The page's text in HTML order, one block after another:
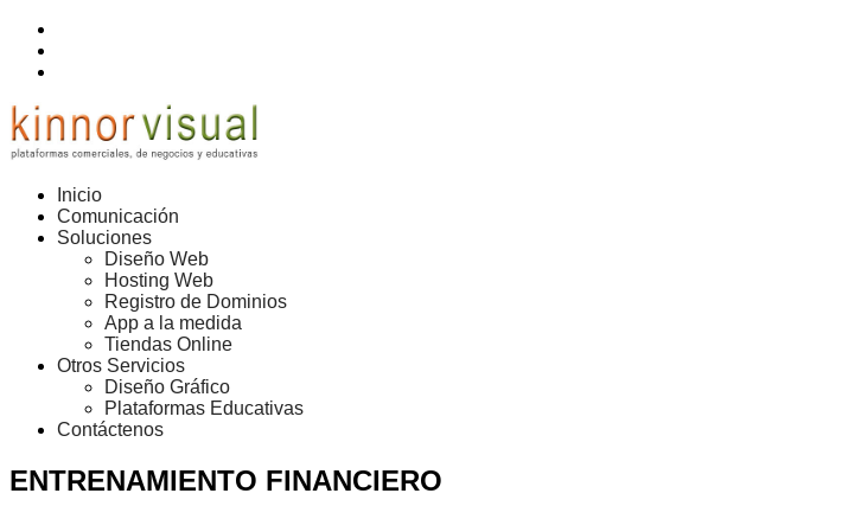
Inicio
Comunicación
Soluciones
Diseño Web
Hosting Web
Registro de Dominios
App a la medida
Tiendas Online
Otros Servicios
Diseño Gráfico
Plataformas Educativas
Contáctenos
ENTRENAMIENTO FINANCIERO